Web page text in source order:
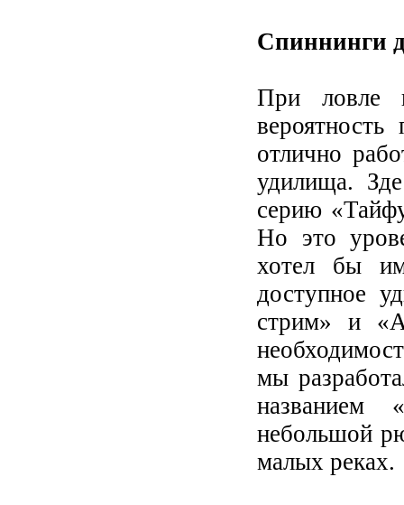
Спиннинги
При ловле
отлично
удилища.
серию
Но это
хотел бы
доступное
стрим» и
мы
названием
небольшой
малых реках.